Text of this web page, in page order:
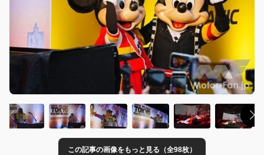
この記事の画像をもっと見る（全98枚）